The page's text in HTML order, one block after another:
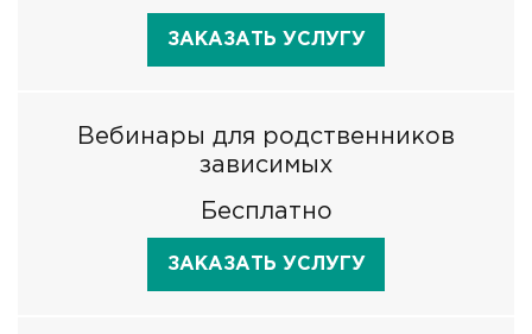
ЗАКАЗАТЬ УСЛУГУ
Вебинары для родственников
зависимых
Бесплатно
ЗАКАЗАТЬ УСЛУГУ